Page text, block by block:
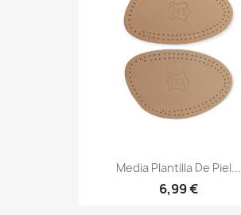
Media Plantilla De Piel...
6,99 €